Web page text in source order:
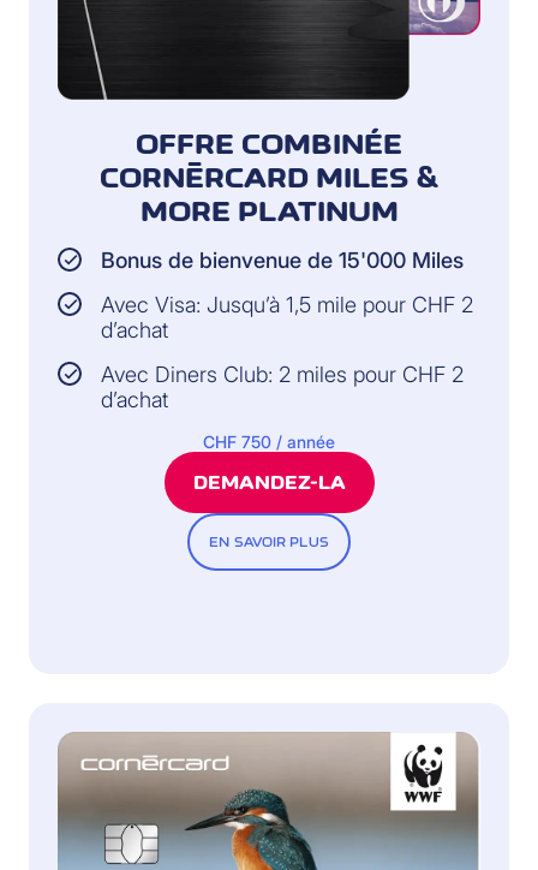
OFFRE COMBINÉE
CORNÈRCARD MILES &
MORE PLATINUM
Bonus de bienvenue de 15'000 Miles
Avec Visa: Jusqu’à 1,5 mile pour CHF 2
d’achat
Avec Diners Club: 2 miles pour CHF 2
d’achat
CHF 750 / année
DEMANDEZ-LA
EN SAVOIR PLUS